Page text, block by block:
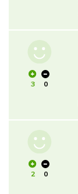
3 0
2 0